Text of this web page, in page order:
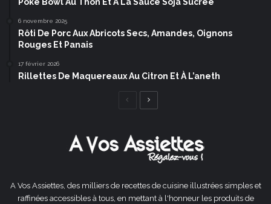
Poke Bowl Au Thon Et À La Sauce Soja Sucrée
6 novembre 2025
Rôti De Porc Aux Abricots Secs, Amandes, Oignons
Rouges Et Panais
17 février 2026
Rillettes De Maquereaux Au Citron Et À L’aneth
Page
A Vos Assiettes, des milliers de recettes de cuisine illustrées simples et
raffinées accessibles à tous, en mettant à l'honneur les produits de